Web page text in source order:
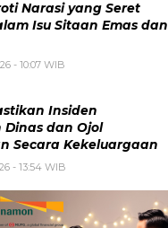
Narasi yang Seret
Isu Sitaan Emas dan
- 10:07 WIB
Insiden
dan Ojol
Secara Kekeluargaan
- 13:54 WIB